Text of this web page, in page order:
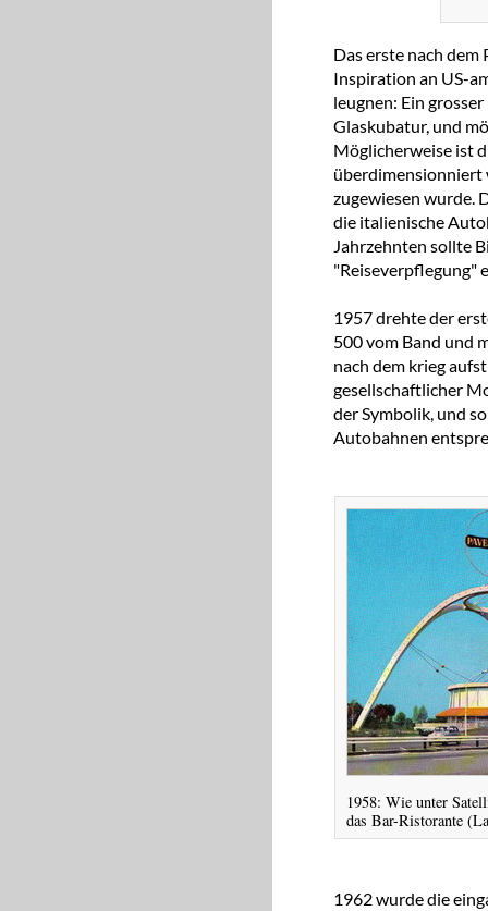
Das erste nach
Inspiration an US-
leugnen: Ein
Glaskubatur, und
Möglicherweise ist
überdimensionniert
zugewiesen wurde.
die italienische
Jahrzehnten sollte
"Reiseverpflegung"
1957 drehte der
500 vom Band und
nach dem krieg
gesellschaftlicher
der Symbolik, und
Autobahnen
1958: Wie unter
das Bar-Ristorante
1962 wurde die